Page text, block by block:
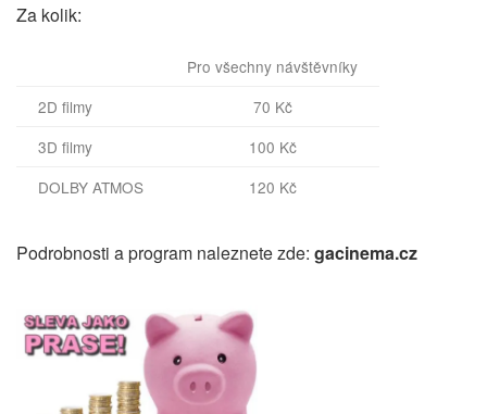
Za kolik:
Pro všechny návštěvníky
2D filmy
70 Kč
3D filmy
100 Kč
DOLBY ATMOS
120 Kč
Podrobnosti a program naleznete zde: gacinema.cz